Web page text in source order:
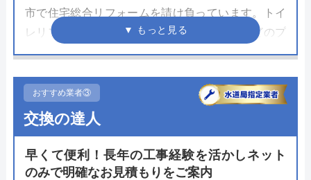
市で住宅総合リフォームを請け負っています。トイ
レリフォームやレンジフード、ガスコンロなどのプ
チリフォームを得意としており、日常で感じるちょ
簡単な水栓の修理から設備交換まで幅広く対応して
いて、それぞれの価格は目安の金額がホームページ
に書かれているのでおおまかに把握した状態で依頼
できるのは嬉しいです。問い合わせは電話とフォー
おすすめ業者③
交換の達人
早くて便利！長年の工事経験を活かしネット
のみで明確なお見積もりをご案内